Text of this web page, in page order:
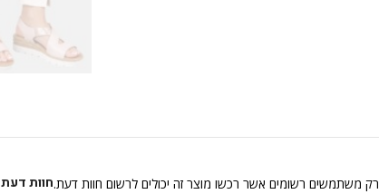
חוות דעתרק משתמשים רשומים אשר רכשו מוצר זה יכולים לרשום חוות דעת.